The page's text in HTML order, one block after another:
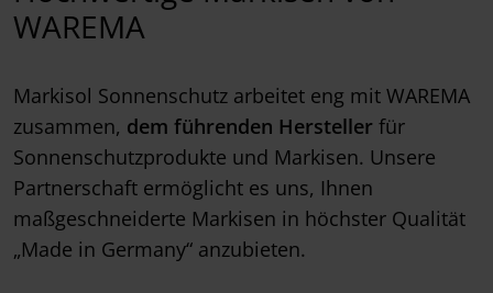
WAREMA
Markisol Sonnenschutz arbeitet eng mit WAREMA
zusammen, dem führenden Hersteller für
Sonnenschutzprodukte und Markisen. Unsere
Partnerschaft ermöglicht es uns, Ihnen
maßgeschneiderte Markisen in höchster Qualität
„Made in Germany“ anzubieten.